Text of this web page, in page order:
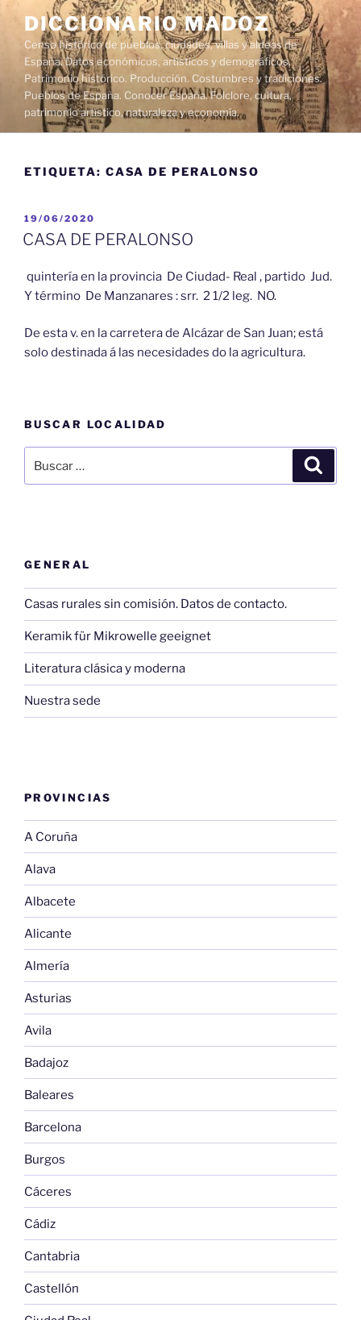
contenido
DICCIONARIO MADOZ
Censo histórico de pueblos, ciudades, villas y aldeas de
España. Datos económicos, artísticos y demográficos.
Patrimonio histórico. Producción. Costumbres y tradiciones.
Pueblos de España. Conocer España. Folclore, cultura,
patrimonio artístico, naturaleza y economía.
ETIQUETA: CASA DE PERALONSO
PUBLICADO
EL
19/06/2020
CASA DE PERALONSO
quintería en la provincia De Ciudad- Real , partido Jud.
Y término De Manzanares : srr. 2 1/2 leg. NO.
De esta v. en la carretera de Alcázar de San Juan; está
solo destinada á las necesidades do la agricultura.
BUSCAR LOCALIDAD
por:
GENERAL
Casas rurales sin comisión. Datos de contacto.
Keramik für Mikrowelle geeignet
Literatura clásica y moderna
Nuestra sede
PROVINCIAS
A Coruña
Alava
Albacete
Alicante
Almería
Asturias
Avila
Badajoz
Baleares
Barcelona
Burgos
Cáceres
Cádiz
Cantabria
Castellón